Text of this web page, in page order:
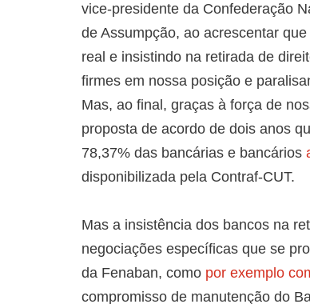
vice-presidente da Confederação
de Assumpção, ao acrescentar
real e insistindo na retirada de
firmes em nossa posição e
Mas, ao final, graças à força de
proposta de acordo de dois anos
78,37% das bancárias e bancários
disponibilizada pela Contraf-CUT.
Mas a insistência dos bancos na
negociações específicas que se
da Fenaban, como por exemplo
compromisso de manutenção do